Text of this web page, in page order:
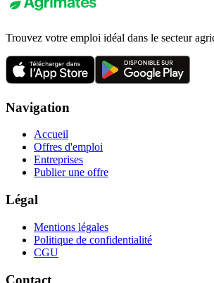
Trouvez votre emploi idéal dans le secteur
Navigation
Accueil
Offres d'emploi
Entreprises
Publier une offre
Légal
Mentions légales
Politique de confidentialité
CGU
Contact